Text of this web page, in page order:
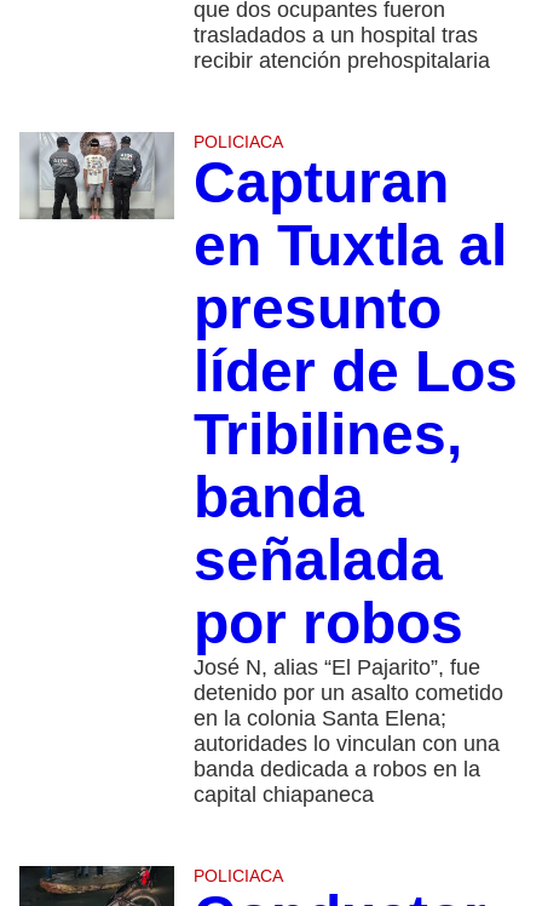
que dos ocupantes fueron
trasladados a un hospital tras
recibir atención prehospitalaria
POLICIACA
Capturan
en Tuxtla al
presunto
líder de Los
Tribilines,
banda
señalada
por robos
José N, alias “El Pajarito”, fue
detenido por un asalto cometido
en la colonia Santa Elena;
autoridades lo vinculan con una
banda dedicada a robos en la
capital chiapaneca
POLICIACA